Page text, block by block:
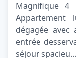
Magnifique 4
Appartement
dégagée avec
entrée
séjour spacieu...